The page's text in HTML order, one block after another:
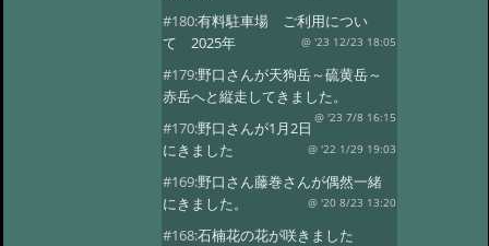
#180:有料駐車場 ご利用につい
て 2025年
@ '23 12/23 18:05
#179:野口さんが天狗岳～硫黄岳～
赤岳へと縦走してきました。
@ '23 7/8 16:15
#170:野口さんが1月2日
にきました
@ '22 1/29 19:03
#169:野口さん藤巻さんが偶然一緒
にきました。
@ '20 8/23 13:20
#168:石楠花の花が咲きました